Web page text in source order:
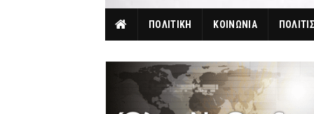
ΠΟΛΙΤΙΚΗ ΚΟΙΝΩΝΙΑ